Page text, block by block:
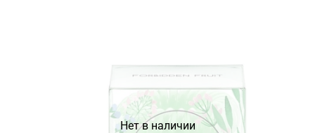
Нет в наличии